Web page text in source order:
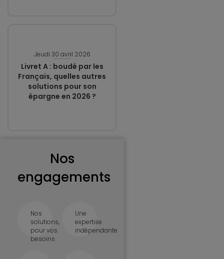
Jeudi 30 avril 2026
Livret A : boudé par les
Français, quelles autres
solutions pour son
épargne en 2026 ?
Nos
engagements
Nos
solutions,
pour vos
besoins
Une
expertise
indépendante